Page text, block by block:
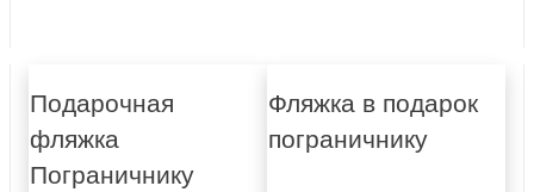
Подарочная
фляжка
Пограничнику
Фляжка в подарок
пограничнику